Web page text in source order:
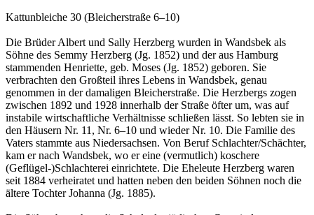
Kattunbleiche 30 (Bleicherstraße 6–10)
Die Brüder Albert und Sally Herzberg wurden in Wandsbek als
Söhne des Semmy Herzberg (Jg. 1852) und der aus Hamburg
stammenden Henriette, geb. Moses (Jg. 1852) geboren. Sie
verbrachten den Großteil ihres Lebens in Wandsbek, genau
genommen in der damaligen Bleicherstraße. Die Herzbergs zogen
zwischen 1892 und 1928 innerhalb der Straße öfter um, was auf
instabile wirtschaftliche Verhältnisse schließen lässt. So lebten sie in
den Häusern Nr. 11, Nr. 6–10 und wieder Nr. 10. Die Familie des
Vaters stammte aus Niedersachsen. Von Beruf Schlachter/Schächter,
kam er nach Wandsbek, wo er eine (vermutlich) koschere
(Geflügel-)Schlachterei einrichtete. Die Eheleute Herzberg waren
seit 1884 verheiratet und hatten neben den beiden Söhnen noch die
ältere Tochter Johanna (Jg. 1885).